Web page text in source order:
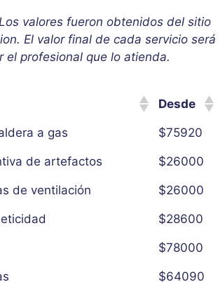
Los valores fueron obtenidos del sitio
El valor final de cada servicio será
el profesional que lo atienda.
Desde
a gas $75920
de artefactos $26000
de ventilación $26000
$28600
$78000
$64090